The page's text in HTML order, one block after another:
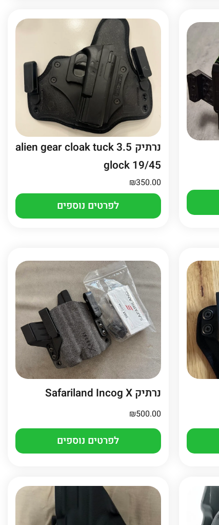
נרתיק alien gear cloak tuck 3.5
glock 19/45
₪350.00
לפרטים נוספים
נרתיק Safariland Incog X
₪500.00
לפרטים נוספים